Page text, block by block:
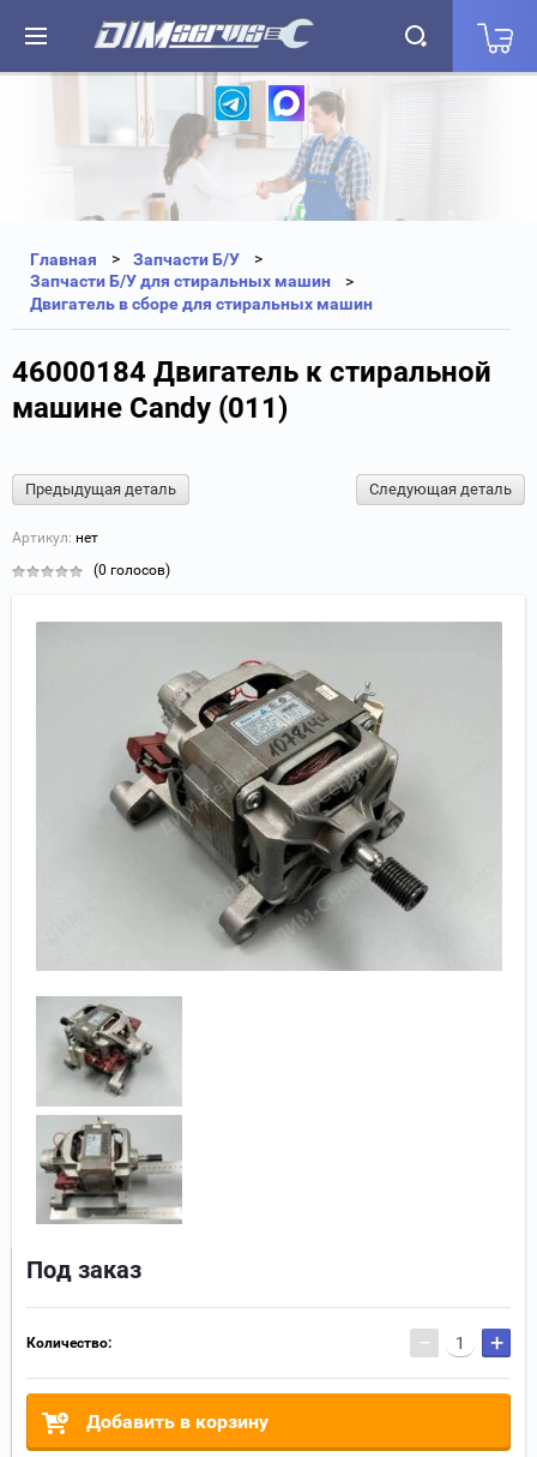
+7(812) 323-87-27
+7(812) 327-25-35
Главная
Запчасти Б/У
Запчасти Б/У для стиральных машин
Двигатель в сборе для стиральных машин
46000184 Двигатель к стиральной
машине Candy (011)
Предыдущая деталь Следующая деталь
Артикул: нет
(0 голосов)
Под заказ
Количество: − +
Добавить в корзину